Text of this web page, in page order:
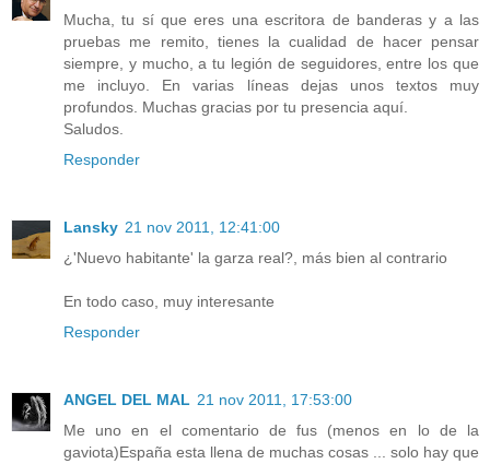
Mucha, tu sí que eres una escritora de banderas y a las
pruebas me remito, tienes la cualidad de hacer pensar
siempre, y mucho, a tu legión de seguidores, entre los que
me incluyo. En varias líneas dejas unos textos muy
profundos. Muchas gracias por tu presencia aquí.
Saludos.
Responder
Lansky 21 nov 2011, 12:41:00
¿'Nuevo habitante' la garza real?, más bien al contrario
En todo caso, muy interesante
Responder
ANGEL DEL MAL 21 nov 2011, 17:53:00
Me uno en el comentario de fus (menos en lo de la
gaviota)España esta llena de muchas cosas ... solo hay que